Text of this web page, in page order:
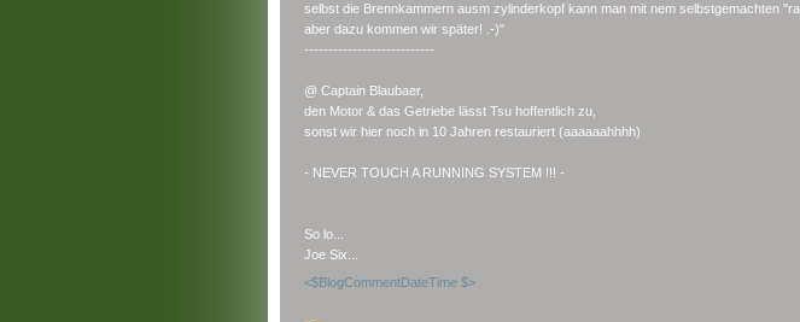
selbst die Brennkammern ausm zylinderkopf kann man mit nem selbstgemachten
aber dazu kommen wir später! .-)"
---------------------------
@ Captain Blaubaer,
den Motor & das Getriebe lässt Tsu hoffentlich zu,
sonst wir hier noch in 10 Jahren restauriert (aaaaaahhhh)
- NEVER TOUCH A RUNNING SYSTEM !!! -
So lo...
Joe Six...
<$BlogCommentDateTime $>